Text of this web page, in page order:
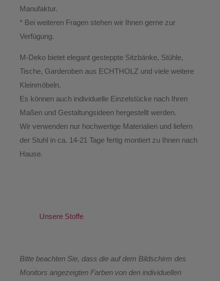
Manufaktur.
* Bei weiteren Fragen stehen wir Ihnen gerne zur
Verfügung.
M-Deko bietet elegant gesteppte Sitzbänke, Stühle,
Tische, Garderoben aus ECHTHOLZ und viele weitere
Kleinmöbeln.
Es können auch individuelle Einzelstücke nach Ihren
Maßen und Gestaltungsideen hergestellt werden.
Wir verwenden nur hochwertige Materialien und liefern
der Stuhl in ca. 14-21 Tage fertig montiert zu Ihnen nach
Hause.
Unsere Stoffe
Bitte beachten Sie, dass die auf dem Bildschirm des
Monitors angezeigten Farben von den individuellen